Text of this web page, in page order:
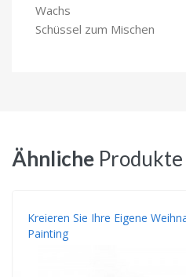
Wachs
Schüssel zum Mischen
Ähnliche Produkte
Kreieren Sie Ihre Eigene
Painting